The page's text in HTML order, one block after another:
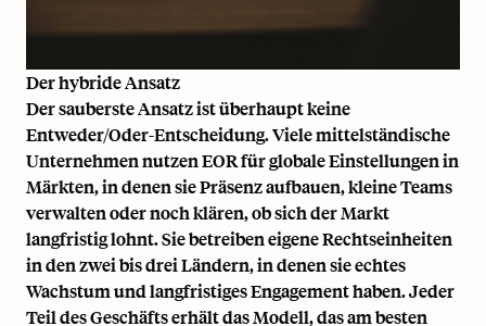
Der hybride Ansatz
Der sauberste Ansatz ist überhaupt keine
Entweder/Oder-Entscheidung. Viele mittelständische
Unternehmen nutzen EOR für globale Einstellungen in
Märkten, in denen sie Präsenz aufbauen, kleine Teams
verwalten oder noch klären, ob sich der Markt
langfristig lohnt. Sie betreiben eigene Rechtseinheiten
in den zwei bis drei Ländern, in denen sie echtes
Wachstum und langfristiges Engagement haben. Jeder
Teil des Geschäfts erhält das Modell, das am besten